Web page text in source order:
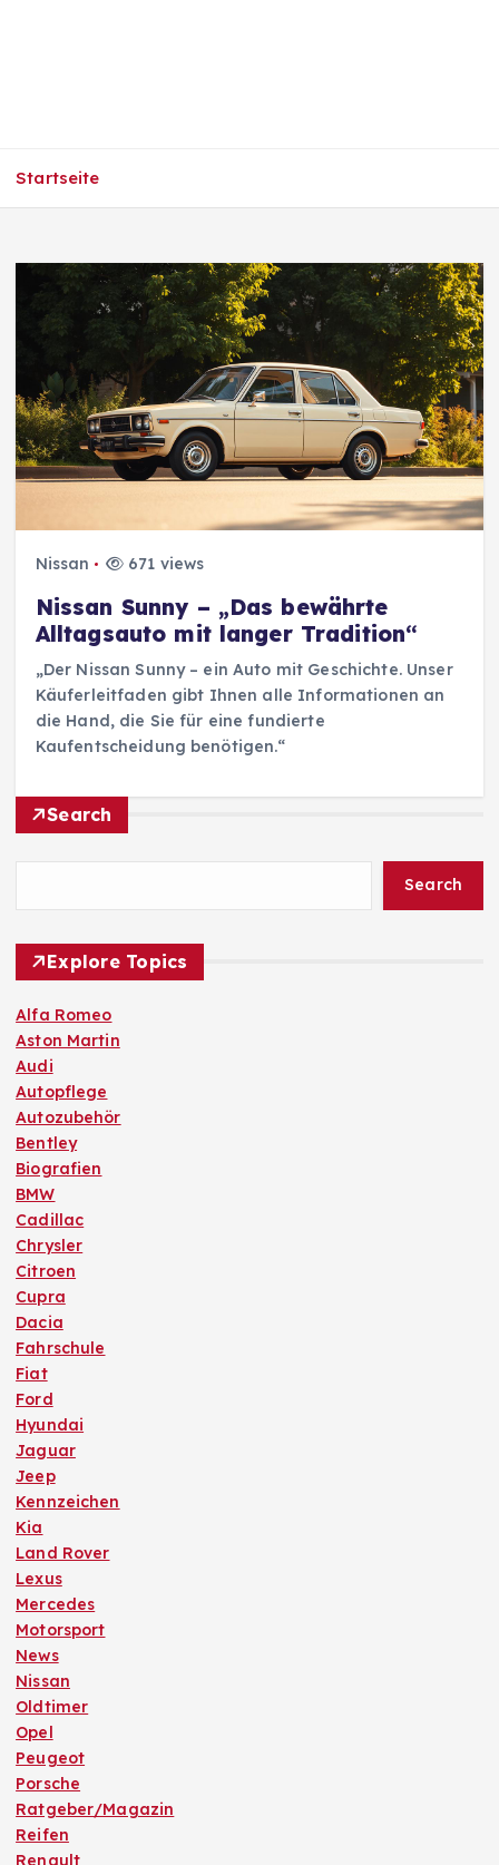
Startseite
Nissan 671 views
Nissan Sunny – „Das bewährte
Alltagsauto mit langer Tradition“
„Der Nissan Sunny – ein Auto mit Geschichte. Unser
Käuferleitfaden gibt Ihnen alle Informationen an
die Hand, die Sie für eine fundierte
Kaufentscheidung benötigen.“
Search
Search
Explore Topics
Alfa Romeo
Aston Martin
Audi
Autopflege
Autozubehör
Bentley
Biografien
BMW
Cadillac
Chrysler
Citroen
Cupra
Dacia
Fahrschule
Fiat
Ford
Hyundai
Jaguar
Jeep
Kennzeichen
Kia
Land Rover
Lexus
Mercedes
Motorsport
News
Nissan
Oldtimer
Opel
Peugeot
Porsche
Ratgeber/Magazin
Reifen
Renault